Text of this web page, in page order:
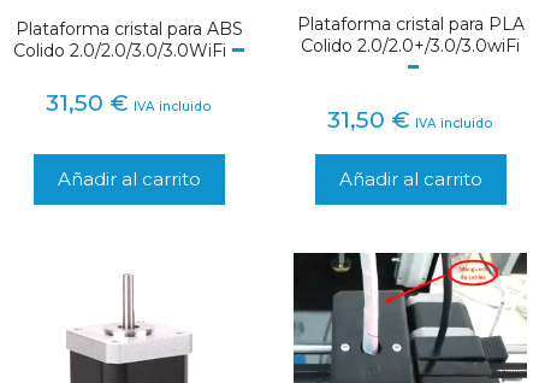
Plataforma cristal para ABS
Colido 2.0/2.0/3.0/3.0WiFi
31,50 € IVA incluido
Añadir al carrito
Plataforma cristal para PLA
Colido 2.0/2.0+/3.0/3.0wiFi
31,50 € IVA incluido
Añadir al carrito